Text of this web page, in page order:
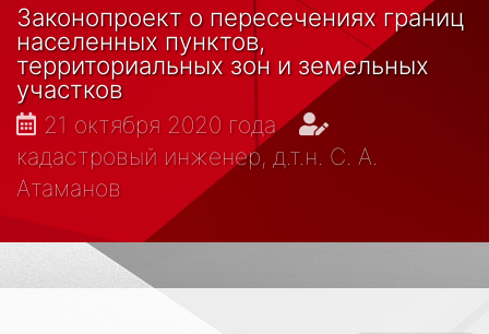
Законопроект о пересечениях границ
населенных пунктов,
территориальных зон и земельных
участков
21 октября 2020 года
кадастровый инженер, д.т.н. С. А.
Атаманов